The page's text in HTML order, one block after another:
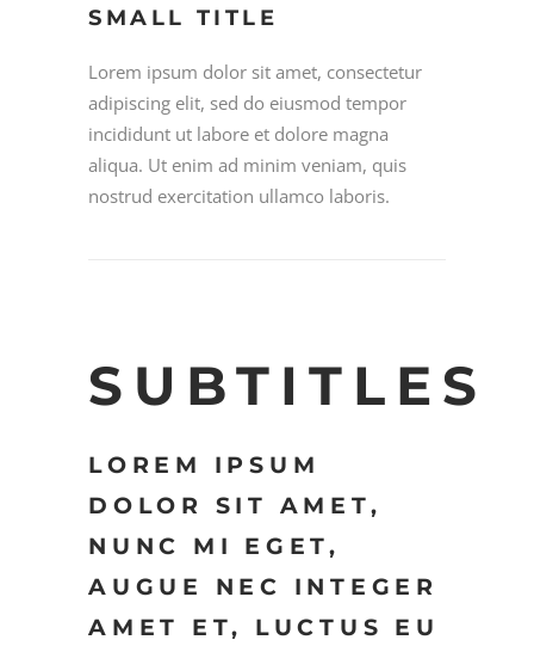
SMALL TITLE
Lorem ipsum dolor sit amet, consectetur
adipiscing elit, sed do eiusmod tempor
incididunt ut labore et dolore magna
aliqua. Ut enim ad minim veniam, quis
nostrud exercitation ullamco laboris.
SUBTITLES
LOREM IPSUM
DOLOR SIT AMET,
NUNC MI EGET,
AUGUE NEC INTEGER
AMET ET, LUCTUS EU